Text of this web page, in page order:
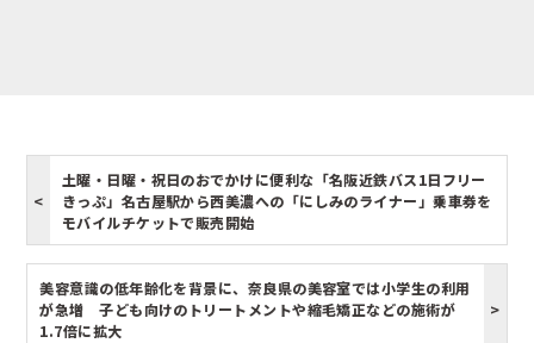
土曜・日曜・祝日のおでかけに便利な「名阪近鉄バス1日フリー
きっぷ」名古屋駅から西美濃への「にしみのライナー」乗車券を
モバイルチケットで販売開始
美容意識の低年齢化を背景に、奈良県の美容室では小学生の利用
が急増 子ども向けのトリートメントや縮毛矯正などの施術が
1.7倍に拡大